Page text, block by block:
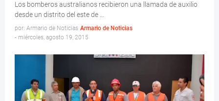
Los bomberos australianos recibieron una llamada de auxilio
desde un distrito del este de …
por: Armario de Noticias Armario de Noticias
- miércoles, agosto 19, 2015